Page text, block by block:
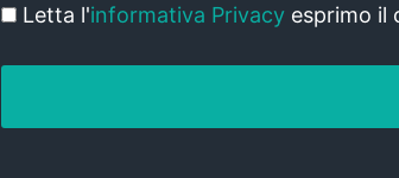
Letta l'informativa Privacy esprimo il